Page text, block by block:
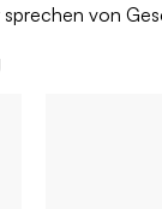
von